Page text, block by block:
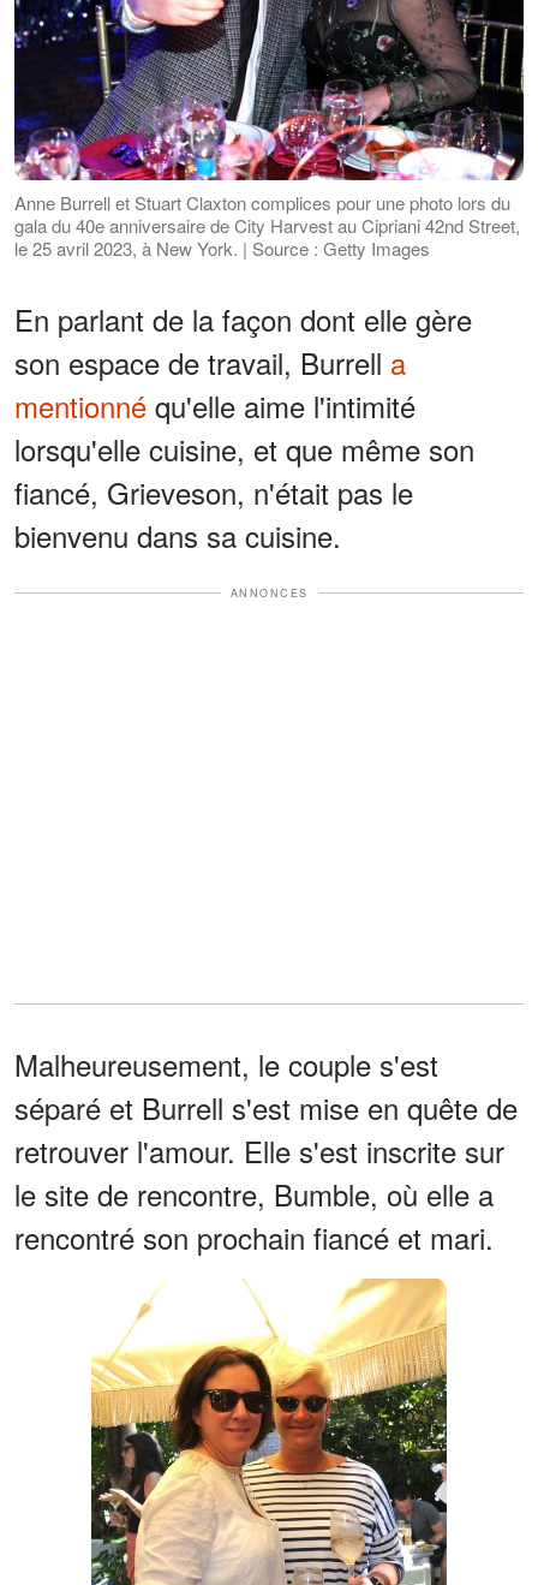
Anne Burrell et Stuart Claxton complices pour une photo lors du
gala du 40e anniversaire de City Harvest au Cipriani 42nd Street,
le 25 avril 2023, à New York. | Source : Getty Images
En parlant de la façon dont elle gère
son espace de travail, Burrell a
mentionné qu'elle aime l'intimité
lorsqu'elle cuisine, et que même son
fiancé, Grieveson, n'était pas le
bienvenu dans sa cuisine.
ANNONCES
Malheureusement, le couple s'est
séparé et Burrell s'est mise en quête de
retrouver l'amour. Elle s'est inscrite sur
le site de rencontre, Bumble, où elle a
rencontré son prochain fiancé et mari.